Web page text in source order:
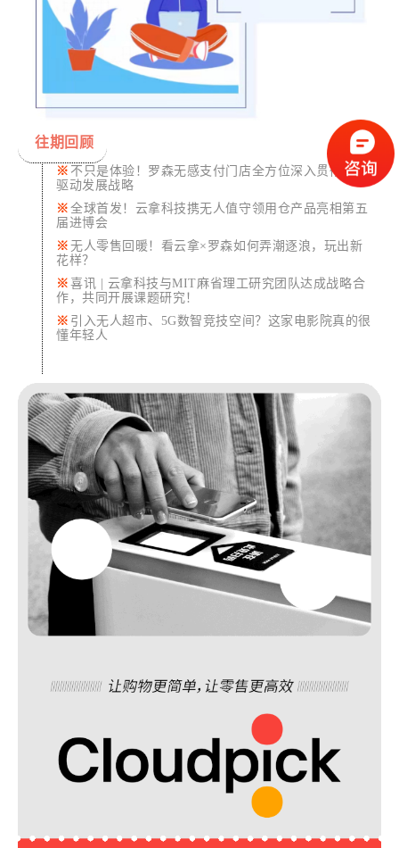
往期回顾
※ 不只是体验！罗森无感支付门店全方位深入贯彻创新
驱动发展战略
※ 全球首发！云拿科技携无人值守领用仓产品亮相第五
届进博会
※ 无人零售回暖！看云拿×罗森如何弄潮逐浪，玩出新
花样？
※ 喜讯 | 云拿科技与MIT麻省理工研究团队达成战略合
作，共同开展课题研究！
※ 引入无人超市、5G数智竞技空间？这家电影院真的很
懂年轻人